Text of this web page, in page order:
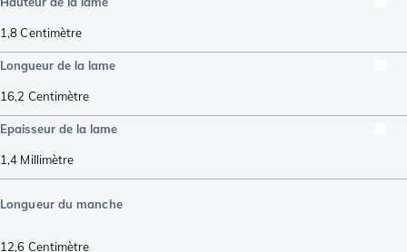
1,8Centimètre
Longueur de la lame
16,2 Centimètre
Epaisseur de la lame
1,4 Millimètre
Longueur du manche
12,6 Centimètre